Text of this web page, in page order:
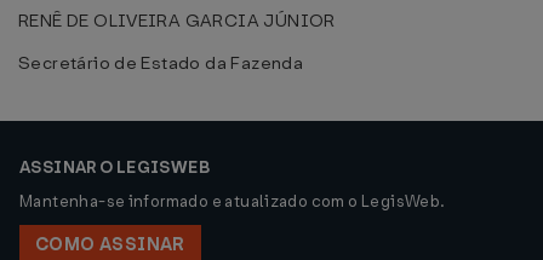
RENÊ DE OLIVEIRA GARCIA JÚNIOR
Secretário de Estado da Fazenda
ASSINAR O LEGISWEB
Mantenha-se informado e atualizado com o LegisWeb.
COMO ASSINAR